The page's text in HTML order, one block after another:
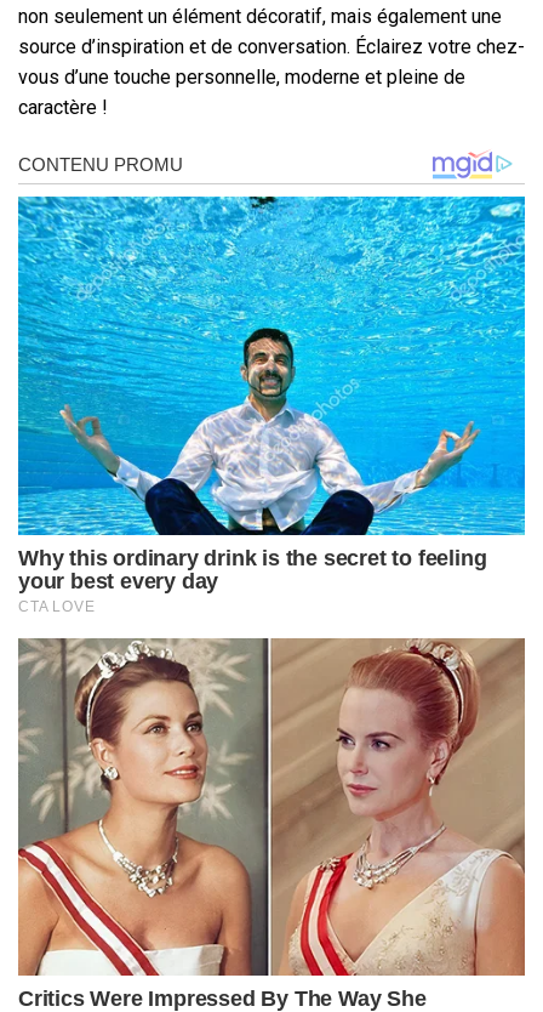
non seulement un élément décoratif, mais également une
source d’inspiration et de conversation. Éclairez votre chez-
vous d’une touche personnelle, moderne et pleine de
caractère !